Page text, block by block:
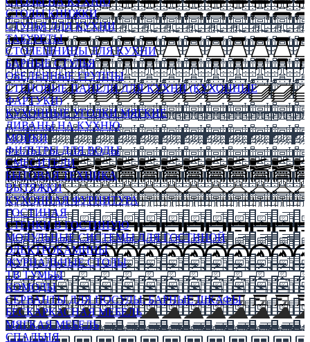
СТОЛЫ КНИЖКИ
СТУЛЬЯ ДЛЯ КУХНИ
ТАБУРЕТЫ
СТОЛЕШНИЦЫ ДЛЯ КУХНИ
БАРНЫЕ СТУЛЬЯ
ОБЕДЕННЫЕ ГРУППЫ
СТЕНОВЫЕ ПАНЕЛИ ДЛЯ КУХНИ (КУХОННЫЕ
ФАРТУКИ)
КУХОННЫЕ УГОЛКИ МЯГКИЕ
ДИВАНЫ НА КУХНЮ
МОЙКИ
ФИЛЬТРЫ ДЛЯ ВОДЫ
СМЕСИТЕЛИ
БЫТОВАЯ ТЕХНИКА
ВЫТЯЖКИ
КУХОННАЯ ФУРНИТУРА
ГОСТИНАЯ
СТЕНКИ В ГОСТИНУЮ
МОДУЛЬНЫЕ СИСТЕМЫ ДЛЯ ГОСТИНОЙ
ЭЛЕКТРОКАМИНЫ
ЖУРНАЛЬНЫЕ СТОЛЫ
ТВ ТУМБЫ
КОМОДЫ
СЕРВАНТЫ ДЛЯ ПОСУДЫ, БАРНЫЕ ШКАФЫ
БЕСКАРКАСНАЯ МЕБЕЛЬ
МЯГКАЯ МЕБЕЛЬ
СПАЛЬНЯ